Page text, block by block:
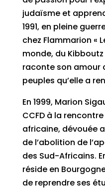
judaïsme et
1991, en pleine
chez Flammarion «
monde, du Kibboutz
raconte son amour
peuples qu’elle a
En 1999, Marion
CCFD à la
africaine, dévouée
de l’abolition de
des Sud-Africains.
réside en
de reprendre ses